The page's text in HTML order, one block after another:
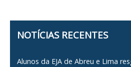
NOTÍCIAS RECENTES
Alunos da EJA de Abreu e Lima